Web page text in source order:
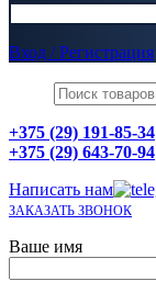
Вход / Регистрация
+375 (29) 191-85-34
+375 (29) 643-70-94
Написать нам
ЗАКАЗАТЬ ЗВОНОК
Ваше имя